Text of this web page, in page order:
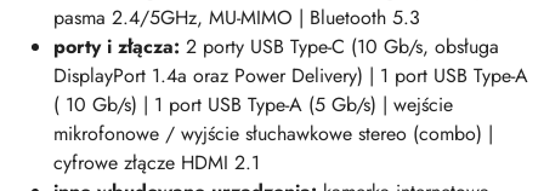
pasma 2.4/5GHz, MU-MIMO | Bluetooth 5.3
porty i złącza: 2 porty USB Type-C (10 Gb/s, obsługa
DisplayPort 1.4a oraz Power Delivery) | 1 port USB Type-A
( 10 Gb/s) | 1 port USB Type-A (5 Gb/s) | wejście
mikrofonowe / wyjście słuchawkowe stereo (combo) |
cyfrowe złącze HDMI 2.1